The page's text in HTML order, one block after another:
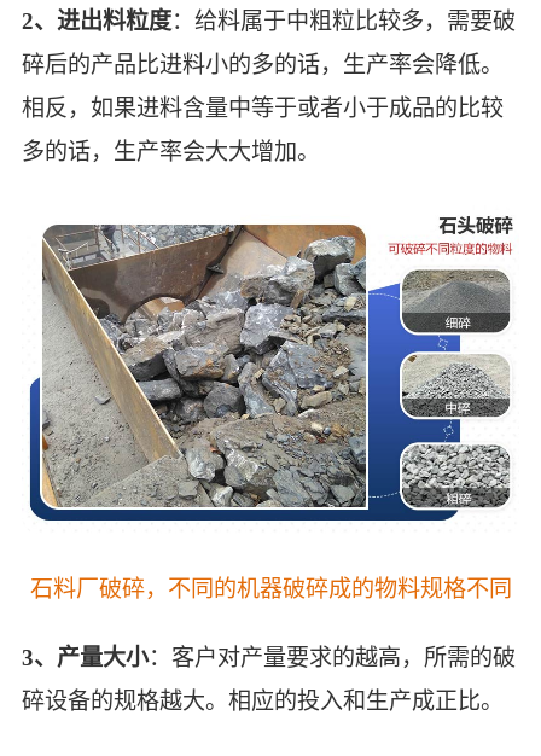
2、进出料粒度：给料属于中粗粒比较多，需要破
碎后的产品比进料小的多的话，生产率会降低。
相反，如果进料含量中等于或者小于成品的比较
多的话，生产率会大大增加。
石料厂破碎，不同的机器破碎成的物料规格不同
3、产量大小：客户对产量要求的越高，所需的破
碎设备的规格越大。相应的投入和生产成正比。